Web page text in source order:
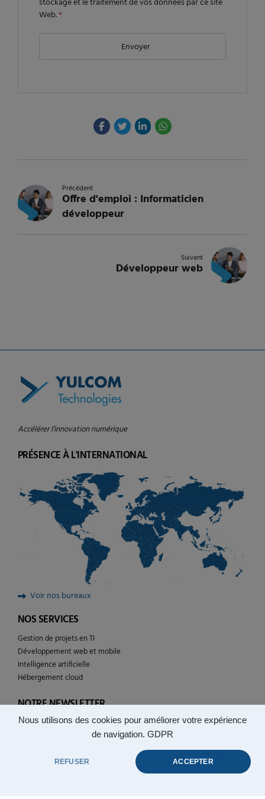
Nous utilisons des cookies pour améliorer votre expérience
de navigation. GDPR
REFUSER ACCEPTER
Web.*
Précédent
Offre d'emploi : Informaticien
développeur
Suivant
Développeur web
Accélérer l’innovation numérique
PRÉSENCE À L'INTERNATIONAL
Voir nos bureaux
NOS SERVICES
Gestion de projets en TI
Développement web et mobile
Intelligence artificielle
Hébergement cloud
NOTRE NEWSLETTER
Suivez l’actualité de YULCOM technologies